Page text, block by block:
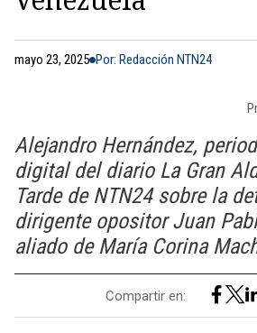
mayo 23, 2025 Por: Redacción NTN24
Alejandro Hernández,
digital del diario La Gran
Tarde de NTN24 sobre la
dirigente opositor Juan
aliado de María Corina
Compartir en: